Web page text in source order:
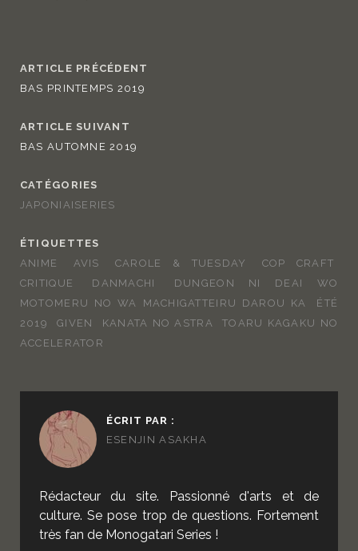
ARTICLE PRÉCÉDENT
BAS PRINTEMPS 2019
ARTICLE SUIVANT
BAS AUTOMNE 2019
CATÉGORIES
JAPONIAISERIES
ÉTIQUETTES
ANIME
AVIS CAROLE & TUESDAY
COP CRAFT
CRITIQUE
DANMACHI
DUNGEON NI DEAI WO
MOTOMERU NO WA MACHIGATTEIRU DAROU KA
ÉTÉ
2019
GIVEN KANATA NO ASTRA
TOARU KAGAKU NO
ACCELERATOR
ÉCRIT PAR :
ESENJIN ASAKHA
Rédacteur du site. Passionné d'arts et de
culture. Se pose trop de questions. Fortement
très fan de Monogatari Series !